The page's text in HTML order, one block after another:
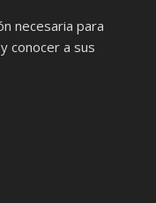
necesaria para
conocer a sus